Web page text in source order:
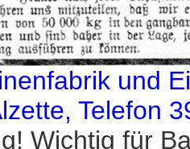
und
Telefon
Wichtig für